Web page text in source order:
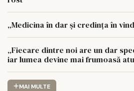
„Medicina în dar și credința în
„Fiecare dintre noi are un dar
iar lumea devine mai frumoasă
MAI MULTE